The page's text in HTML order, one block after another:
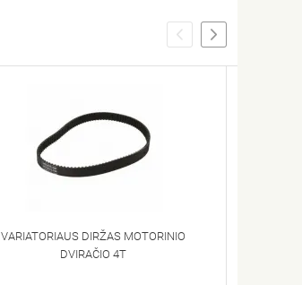
VARIATORIAUS DIRŽAS MOTORINIO
DVIRAČIO 4T